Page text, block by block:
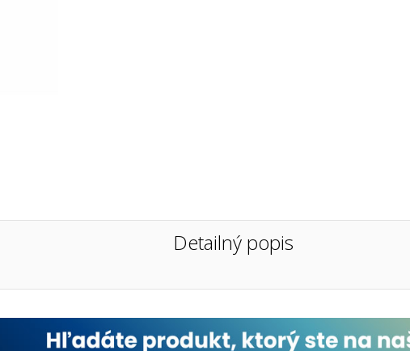
Detailný popis